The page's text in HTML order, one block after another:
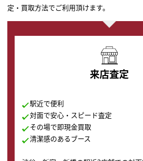
定・買取方法でご利用頂けます。
来店査定
駅近で便利
対面で安心・スピード査定
その場で即現金買取
清潔感のあるブース